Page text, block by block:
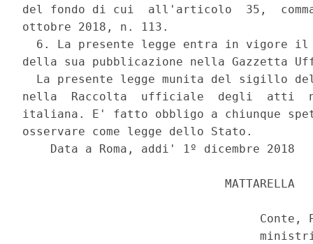
del fondo di cui  all'articolo  35,
ottobre 2018, n. 113.
6. La presente legge entra in vigore
della sua pubblicazione nella Gazzetta
La presente legge munita del sigillo
nella  Raccolta  ufficiale  degli  atti
italiana. E' fatto obbligo a chiunque
osservare come legge dello Stato.
    Data a Roma, addi' 1º dicembre 2018
                             MATTARELLA
Conte,